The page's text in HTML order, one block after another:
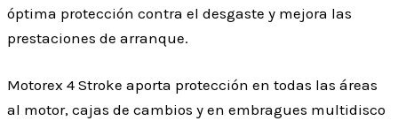
óptima protección contra el desgaste y mejora las
prestaciones de arranque.
Motorex 4 Stroke aporta protección en todas las áreas
al motor, cajas de cambios y en embragues multidisco